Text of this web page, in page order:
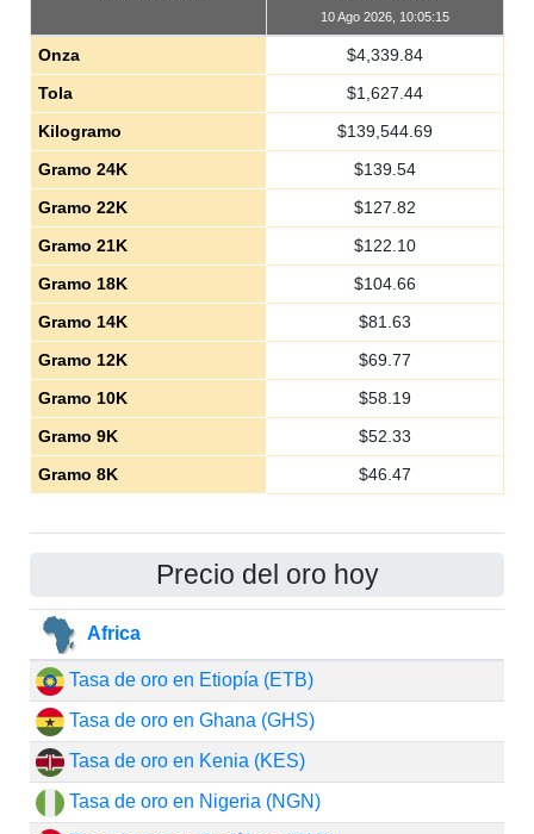
10 Ago 2026, 10:05:15
Onza $4,339.84
Tola
$1,627.44
Kilogramo
$139,544.69
Gramo 24K
$139.54
Gramo 22K
$127.82
Gramo 21K
$122.10
Gramo 18K
$104.66
Gramo 14K
$81.63
Gramo 12K
$69.77
Gramo 10K
$58.19
Gramo 9K
$52.33
Gramo 8K
$46.47
Precio del oro hoy
Africa
Tasa de oro en Etiopía (ETB)
Tasa de oro en Ghana (GHS)
Tasa de oro en Kenia (KES)
Tasa de oro en Nigeria (NGN)